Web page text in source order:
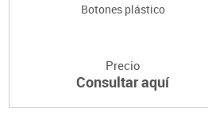
Botones plástico
Precio
Consultar aquí